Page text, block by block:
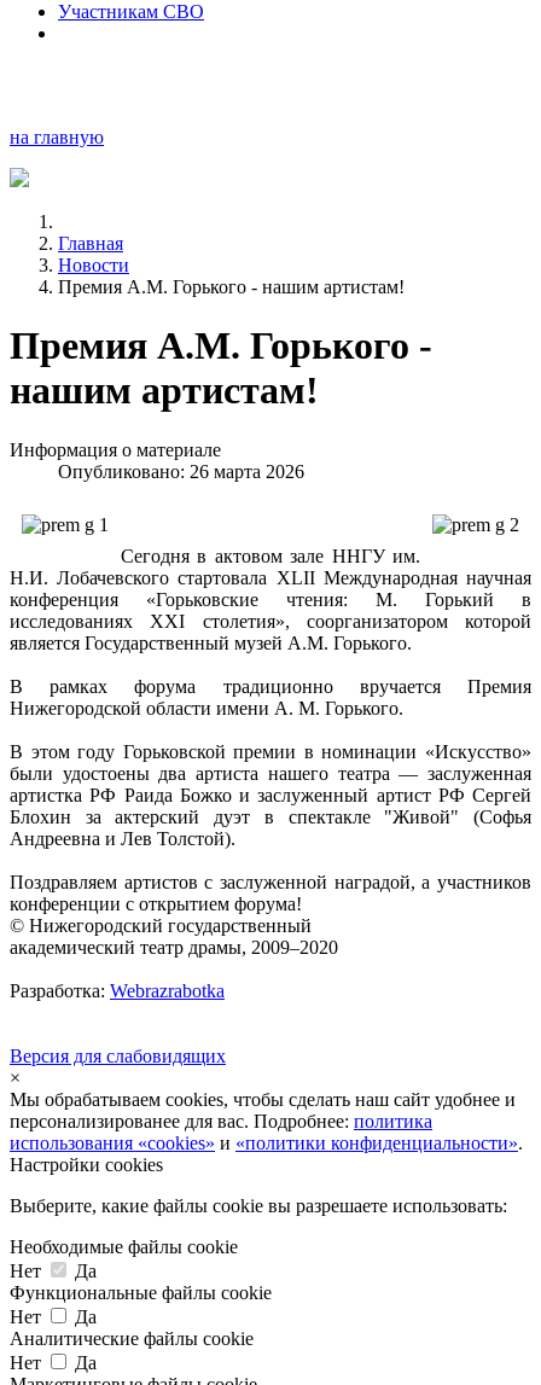
Участникам СВО
на главную
Главная
Новости
Премия А.М. Горького - нашим артистам!
Премия А.М. Горького -
нашим артистам!
Информация о материале
Опубликовано: 26 марта 2026
Сегодня в актовом зале ННГУ им.
Н.И. Лобачевского стартовала XLII Международная научная
конференция «Горьковские чтения: М. Горький в
исследованиях ХХI столетия», соорганизатором которой
является Государственный музей А.М. Горького.
В рамках форума традиционно вручается Премия
Нижегородской области имени А. М. Горького.
В этом году Горьковской премии в номинации «Искусство»
были удостоены два артиста нашего театра — заслуженная
артистка РФ Раида Божко и заслуженный артист РФ Сергей
Блохин за актерский дуэт в спектакле "Живой" (Софья
Андреевна и Лев Толстой).
Поздравляем артистов с заслуженной наградой, а участников
конференции с открытием форума!
© Нижегородский государственный
академический театр драмы, 2009–2020
Разработка: Webrazrabotka
Версия для слабовидящих
×
Мы обрабатываем cookies, чтобы сделать наш сайт удобнее и
персонализированее для вас. Подробнее: политика
использования «cookies» и «политики конфиденциальности».
Настройки cookies
Выберите, какие файлы cookie вы разрешаете использовать:
Необходимые файлы cookie
Нет
Да
Функциональные файлы cookie
Нет
Да
Аналитические файлы cookie
Нет
Да